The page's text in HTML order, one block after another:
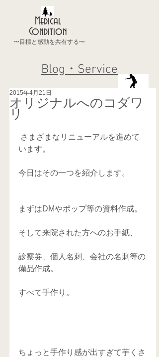
Medical
Condition
〜目標と感動を共有する〜
Blog・Service
オリジナルへのコダワ
リ
2015年4月21日
います。
今日はその一つを紹介します。
まずはDMやポップ等の資料作成。
そして来院された方へのお手紙、
診察券、個人名刺、会社の名刺等の
備品作成。
すべて手作り。
ちょっと手作り感が出すぎて芋くさ